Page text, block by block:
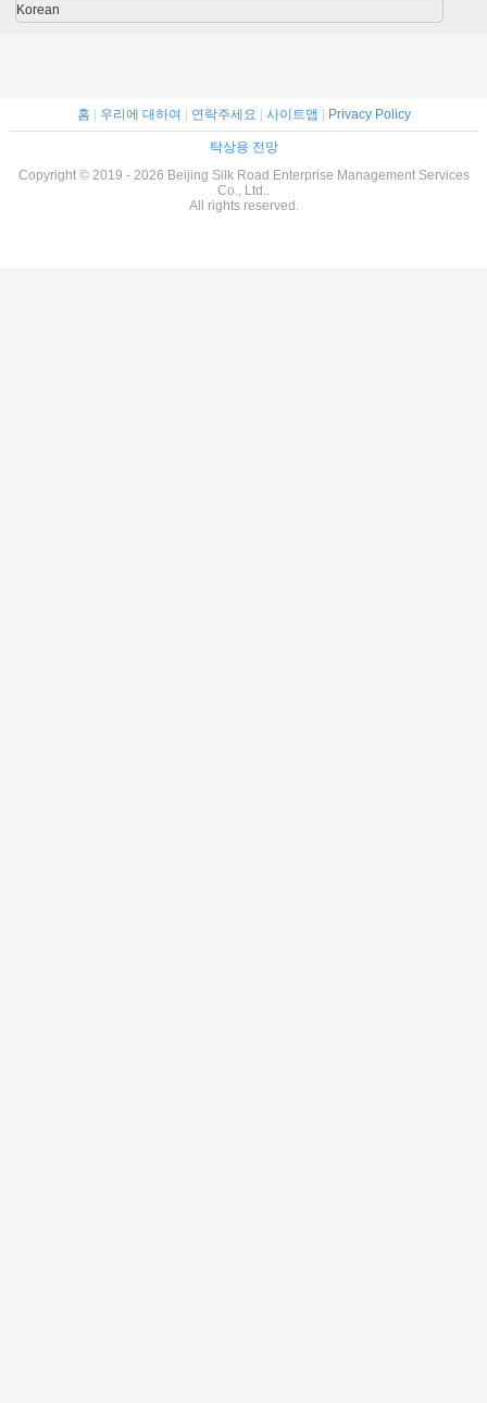
Korean
홈 | 우리에 대하여 | 연락주세요 | 사이트맵 | Privacy Policy
탁상용 전망
Copyright © 2019 - 2026 Beijing Silk Road Enterprise Management Services
Co., Ltd..
All rights reserved.